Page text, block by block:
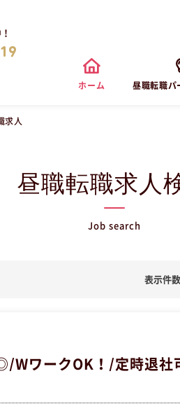
ホーム 昼職転職パ
求人
昼職転職求人
Job search
表示件数
WワークOK！/定時退社